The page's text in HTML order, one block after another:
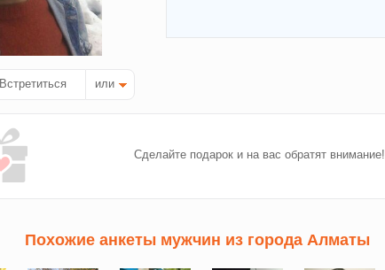
Встретиться или
Сделайте подарок и на вас обратят внимание!
Похожие анкеты мужчин из города Алматы